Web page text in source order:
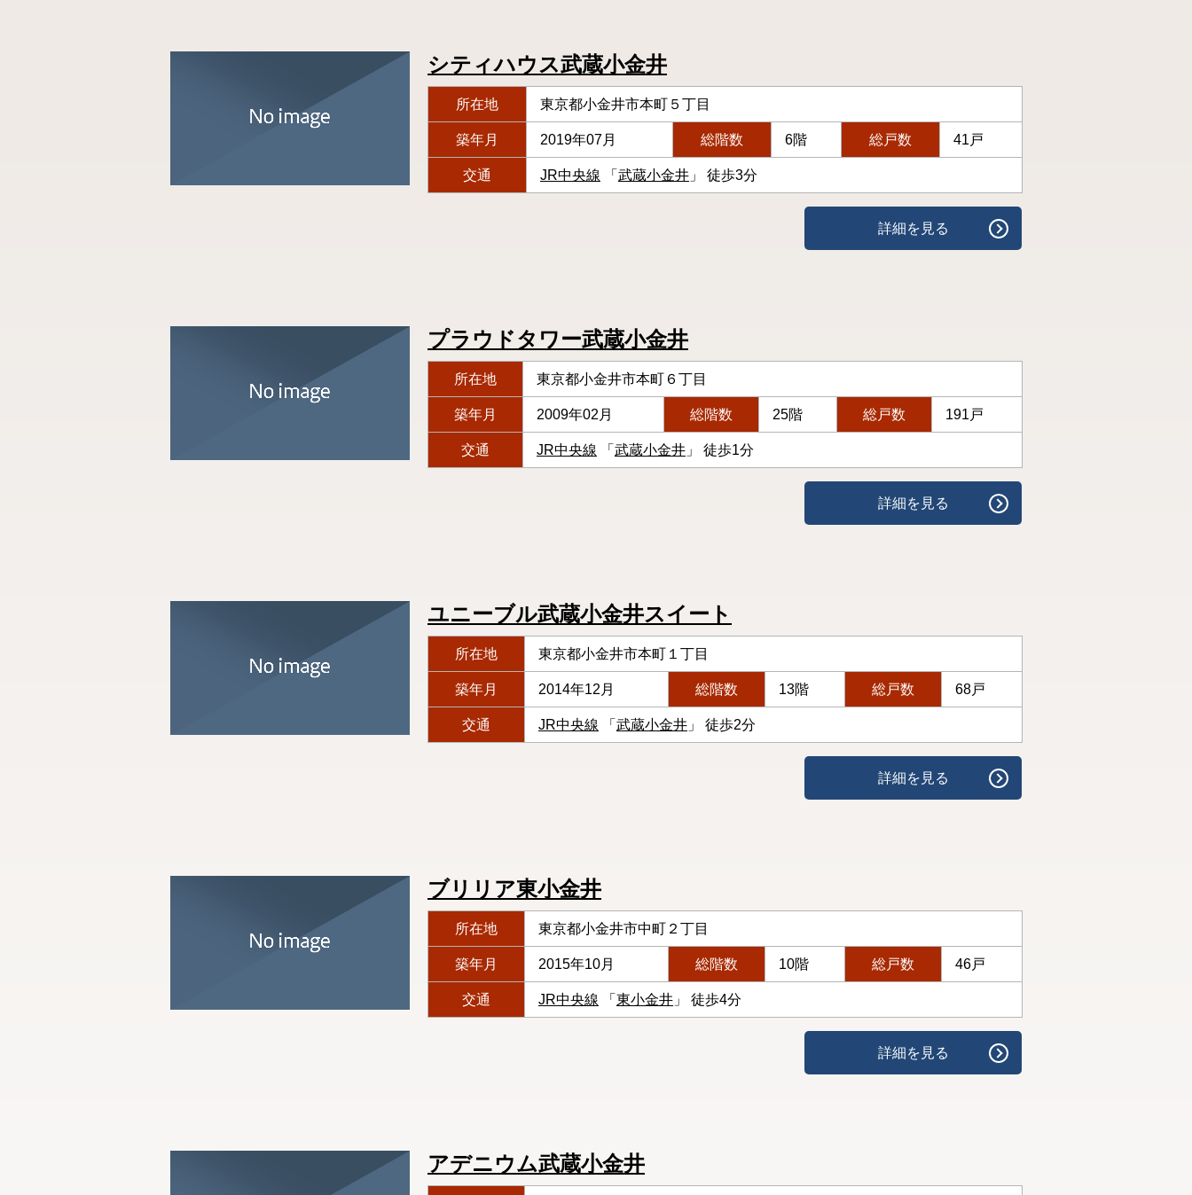
シティハウス武蔵小金井
所在地 東京都小金井市本町５丁目
築年月 2019年07月 総階数 6階 総戸数 41戸
交通 JR中央線 「 武蔵小金井 」 徒歩3分
詳細を見る
プラウドタワー武蔵小金井
所在地 東京都小金井市本町６丁目
築年月 2009年02月 総階数 25階 総戸数 191戸
交通 JR中央線 「 武蔵小金井 」 徒歩1分
詳細を見る
ユニーブル武蔵小金井スイート
所在地 東京都小金井市本町１丁目
築年月 2014年12月 総階数 13階 総戸数 68戸
交通 JR中央線 「 武蔵小金井 」 徒歩2分
詳細を見る
ブリリア東小金井
所在地 東京都小金井市中町２丁目
築年月 2015年10月 総階数 10階 総戸数 46戸
交通 JR中央線 「 東小金井 」 徒歩4分
詳細を見る
アデニウム武蔵小金井